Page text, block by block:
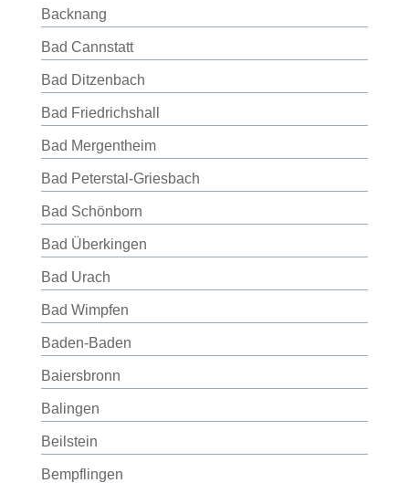
Backnang
Bad Cannstatt
Bad Ditzenbach
Bad Friedrichshall
Bad Mergentheim
Bad Peterstal-Griesbach
Bad Schönborn
Bad Überkingen
Bad Urach
Bad Wimpfen
Baden-Baden
Baiersbronn
Balingen
Beilstein
Bempflingen